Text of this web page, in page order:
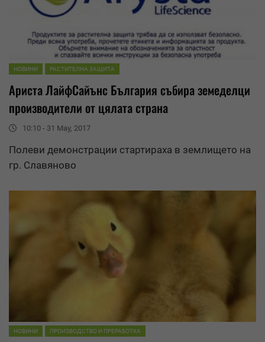
НОВИНИ РАСТИТЕЛНА ЗАЩИТА
Ариста ЛайфСайънс България събира земеделци
производители от цялата страна
10:10 - 31 May, 2017
Полеви демонстрации стартираха в землището на
гр. Славяново
НОВИНИ ПРОИЗВОДСТВО И ПРЕРАБОТКА